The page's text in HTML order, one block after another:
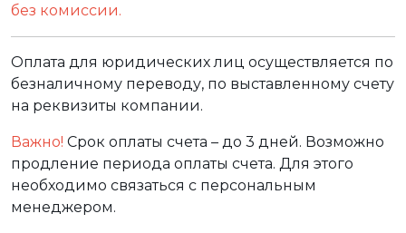
без комиссии.
Оплата для юридических лиц осуществляется по
безналичному переводу, по выставленному счету
на реквизиты компании.
Важно! Срок оплаты счета – до 3 дней. Возможно
продление периода оплаты счета. Для этого
необходимо связаться с персональным
менеджером.